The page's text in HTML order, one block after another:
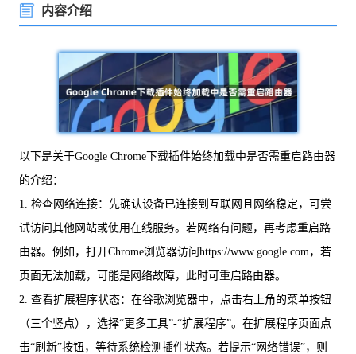
内容介绍
以下是关于Google Chrome下载插件始终加载中是否需重启路由器
的介绍：
1. 检查网络连接：先确认设备已连接到互联网且网络稳定，可尝
试访问其他网站或使用在线服务。若网络有问题，再考虑重启路
由器。例如，打开Chrome浏览器访问https://www.google.com，若
页面无法加载，可能是网络故障，此时可重启路由器。
2. 查看扩展程序状态：在谷歌浏览器中，点击右上角的菜单按钮
（三个竖点），选择“更多工具”-“扩展程序”。在扩展程序页面点
击“刷新”按钮，等待系统检测插件状态。若提示“网络错误”，则